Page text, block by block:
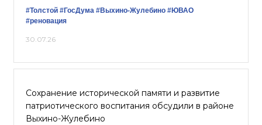
#Толстой #ГосДума #Выхино-Жулебино #ЮВАО
#реновация
30.07.26
Сохранение исторической памяти и развитие
патриотического воспитания обсудили в районе
Выхино-Жулебино